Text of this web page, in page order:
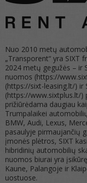
Nuo 2010 metų
„Transporent“ yra SIXT
2024 metų gegužės – ir
nuomos (https://
(https://sixt-leasing.lt/)
(https://www.sixtplus.lt/)
prižiūrėdama daugiau
Trumpalaikei
BMW, Audi, Lexus,
pasaulyje pirmaujančių
įmonės plėtros, SIXT
hibridinių automobilių
nuomos biurai yra
Kaune, Palangoje ir
uostuose.